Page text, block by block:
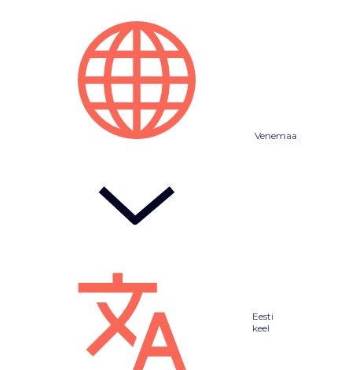
Venemaa
Eesti
keel